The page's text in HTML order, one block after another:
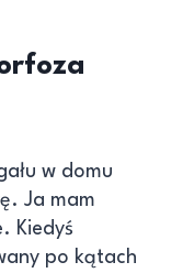
w domu
Ja mam
Kiedyś
po kątach